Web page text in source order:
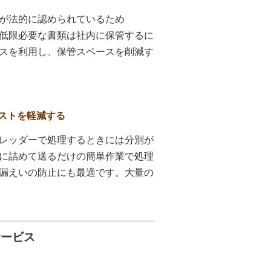
法的に認められているため
限必要な書類は社内に保管するに
を利用し、保管スペースを削減す
トを軽減する
ッダーで処理するときには分別が
詰めて送るだけの簡単作業で処理
えいの防止にも最適です。大量の
ビス